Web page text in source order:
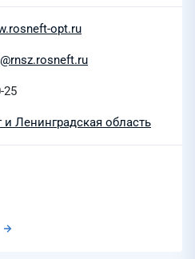
opt.ru
25
и Ленинградская область